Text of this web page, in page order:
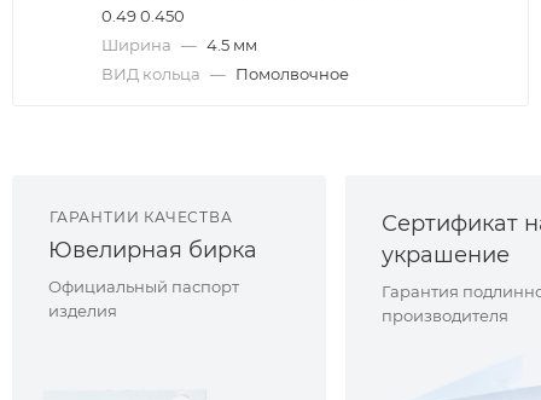
0.49 0.450
Ширина — 4.5 мм
ВИД кольца — Помолвочное
ГАРАНТИИ КАЧЕСТВА
Ювелирная бирка
Официальный паспорт
изделия
Сертификат
украшение
Гарантия
производителя